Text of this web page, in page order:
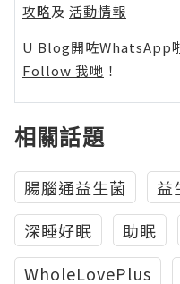
攻略及 活動情報
U Blog開咗WhatsApp
Follow 我哋 ！
相關話題
腸腦通益生菌 益
深睡好眠
助眠
WholeLovePlus